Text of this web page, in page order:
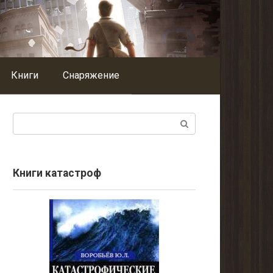
Книги Снаряжение
Книги катастроф